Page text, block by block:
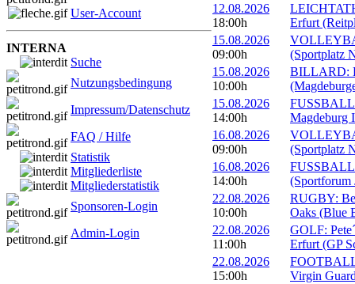
User-Account
INTERNA
Suche
Nutzungsbedingung
Impressum/Datenschutz
FAQ / Hilfe
Statistik
Mitgliederliste
Mitgliederstatistik
Sponsoren-Login
Admin-Login
12.08.2026
18:00h
Erfurt
15.08.2026
09:00h
(Sportplatz
15.08.2026
10:00h
BILLARD:
15.08.2026
14:00h
Magdeburg
16.08.2026
09:00h
(Sportplatz
16.08.2026
14:00h
(Sportforum
22.08.2026
10:00h
RUGBY:
Oaks (Blue
22.08.2026
11:00h
GOLF:
Erfurt (GP
22.08.2026
15:00h
Virgin